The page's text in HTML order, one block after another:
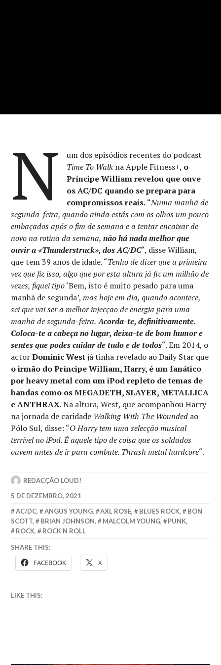
N
um dos episódios recentes do podcast
Time To Walkna Apple Fitness+, o
Príncipe William revelou que ouve
os AC/DC quando se prepara para
compromissos reais.“Numa manhã de
segunda-feira, quando ainda estás com os olhos um pouco
embaçados após o fim de semana e a tentar encaixar de
novo na rotina da semana,não há nada melhor que
ouvir a «Thunderstruck», dos AC/DC“, disse William,
que tem 39 anos de idade. “Tenho de dizer que a primeira
vez que fiz isso, algo que por esta altura já fiz um milhão de
vezes, fiquei tipo‘Bem, isto é muito pesado para uma
manhã de segunda’,mas hoje em dia, quando acontece,
sei que vai ser a melhor injecção de energia para uma
manhã de segunda-feira. Acorda-te, definitivamente.
Coloca-te a cabeça no lugar, deixa-te de bom humor e
sentes que podes cuidar de tudo e de todos“. Em 2014, o
actorDominic Westjá tinha revelado ao Daily Star que
o irmão do Príncipe William, Harry, é um fanático
por heavy metal com um iPod repleto de temas de
bandas como os MEGADETH, SLAYER, METALLICA
e ANTHRAX. Na altura, West, que acompanhou Harry
na jornada de caridade Walking With The Wounded ao
Pólo Sul, disse: “O Harry tem uma selecção musical
terrível no iPod. É aquele tipo de coisa que os soldados
ouvem antes de ir para combate. Thrash metal hardcore“.
REDACÇÃO LOUD!
5 DE DEZEMBRO, 2021
AC/DC, ANGUS YOUNG, AXL ROSE, BLUES ROCK,
BON
SCOTT, BRIAN JOHNSON, MALCOLM YOUNG, PUNK,
ROCK, ROCK N ROLL
SHARE THIS:
FACEBOOK X
LIKE THIS: